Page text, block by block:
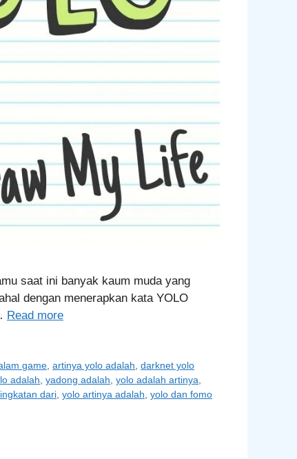
saat ini banyak kaum muda yang
dengan menerapkan kata YOLO
Read more
game ,artinya yolo adalah ,darknet yolo
adalah yadong adalah yolo adalah artinya
dari yolo artinya adalah yolo dan fomo